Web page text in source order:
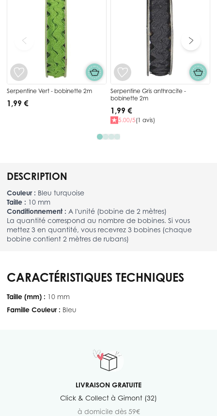
DESCRIPTION
Couleur : Bleu turquoise
Taille : 10 mm
Conditionnement : A l'unité (bobine de 2 mètres)
La quantité correspond au nombre de bobines. Si vous
mettez 3 en quantité, vous recevrez 3 bobines (chaque
bobine contient 2 mètres de rubans)
Serpentine Vert - bobinette 2m
1,99 €
Serpentine Gris anthracite -
bobinette 2m
1,99 €
5.00/5(1 avis)
CARACTÉRISTIQUES TECHNIQUES
Taille (mm) : 10 mm
Famille Couleur : Bleu
LIVRAISON GRATUITE
Click & Collect à Gimont (32)
à domicile dès 59€